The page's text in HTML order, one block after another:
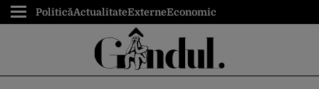
PoliticăActualitateExterneEconomic